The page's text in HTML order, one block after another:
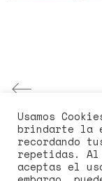
Usamos
brindarte la
recordando
repetidas.
aceptas el